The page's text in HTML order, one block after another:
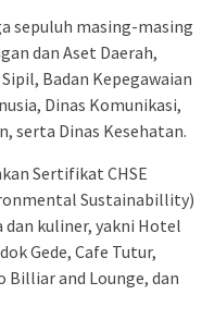
sepuluh masing-masing
dan Aset Daerah,
Badan Kepegawaian
Dinas Komunikasi,
serta Dinas Kesehatan.
Sertifikat CHSE
Sustainabillity)
dan kuliner, yakni Hotel
Gede, Cafe Tutur,
Billiar and Lounge, dan